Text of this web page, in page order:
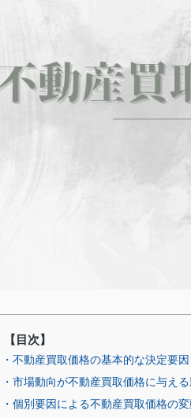
【目次】
・不動産買取価格の基本的な決定要因
・市場動向が不動産買取価格に与え
・個別要因による不動産買取価格の変